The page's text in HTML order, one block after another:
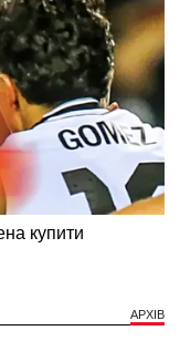
АРХІВ